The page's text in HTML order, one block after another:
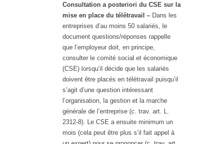
Consultation a posteriori du CSE sur la
mise en place du télétravail – Dans les
entreprises d’au moins 50 salariés, le
document questions/réponses rappelle
que l’employeur doit, en principe,
consulter le comité social et économique
(CSE) lorsqu’il décide que les salariés
doivent être placés en télétravail puisqu’il
s’agit d’une question intéressant
l’organisation, la gestion et la marche
générale de l’entreprise (c. trav. art. L.
2312-8). Le CSE a ensuite minimum un
mois (cela peut être plus s’il fait appel à